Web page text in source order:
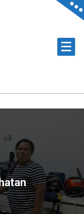
PT Modern Jaya Farma menghadirkan produk medis unggulan dengan layanan instalasi dan perawatan profesional untuk mendukung sektor kesehatan nasional.